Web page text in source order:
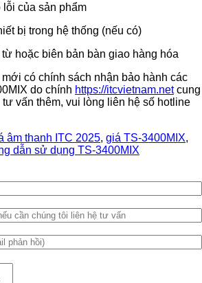
lỗi của sản phẩm
bị trong hệ thống (nếu có)
hoặc biên bản bàn giao hàng hóa
có chính sách nhận bảo hành các
do chính https://itcvietnam.netcung
vấn thêm, vui lòng liên hệ số hotline
âm thanh ITC 2025, giá TS-3400MIX,
dẫn sử dụng TS-3400MIX